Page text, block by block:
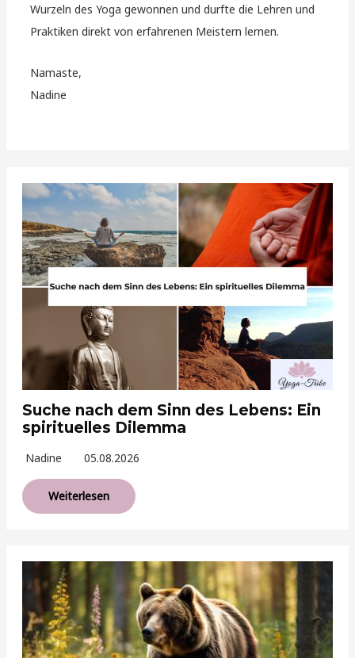
Wurzeln des Yoga gewonnen und durfte die Lehren und
Praktiken direkt von erfahrenen Meistern lernen.
Namaste,
Nadine
Suche nach dem Sinn des Lebens: Ein
spirituelles Dilemma
Nadine 05.08.2026
Weiterlesen